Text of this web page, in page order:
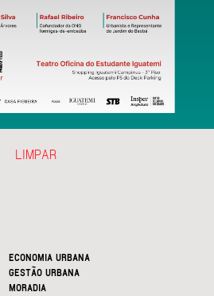
ECONOMIA URBANA
GESTÃO URBANA
MORADIA
LIMPAR